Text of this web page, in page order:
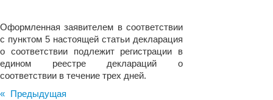
Оформленная заявителем в соответствии
с пунктом 5 настоящей статьи декларация
о соответствии подлежит регистрации в
едином реестре деклараций о
соответствии в течение трех дней.
« Предыдущая